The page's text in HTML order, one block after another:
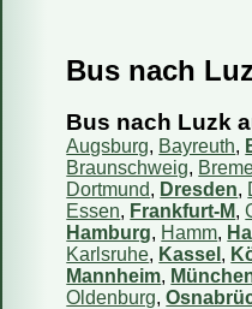
Fahren Reisebusse oder
Wie kaufe ich ein Ticket?
Wie kann ich mein
Kann ich das
Wie storniere ich meine
Sind die Informationen
Wie viel Gepäck darf ich
Bus nach
Bus nach Luzk
Augsburg, Bayreuth,
Braunschweig,
Dortmund, Dresden,
Essen, Frankfurt-M,
Hamburg, Hamm,
Karlsruhe, Kassel ,
Mannheim,
Oldenburg,